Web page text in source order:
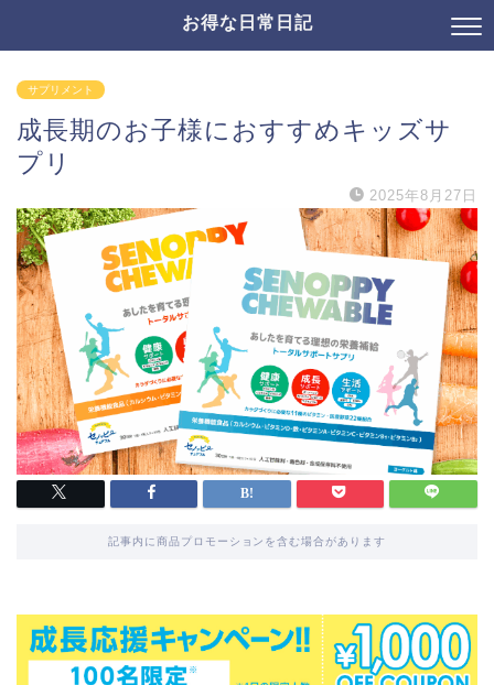
お得な日常日記
サプリメント
成長期のお子様におすすめキッズサ
プリ
2025年8月27日
記事内に商品プロモーションを含む場合があります